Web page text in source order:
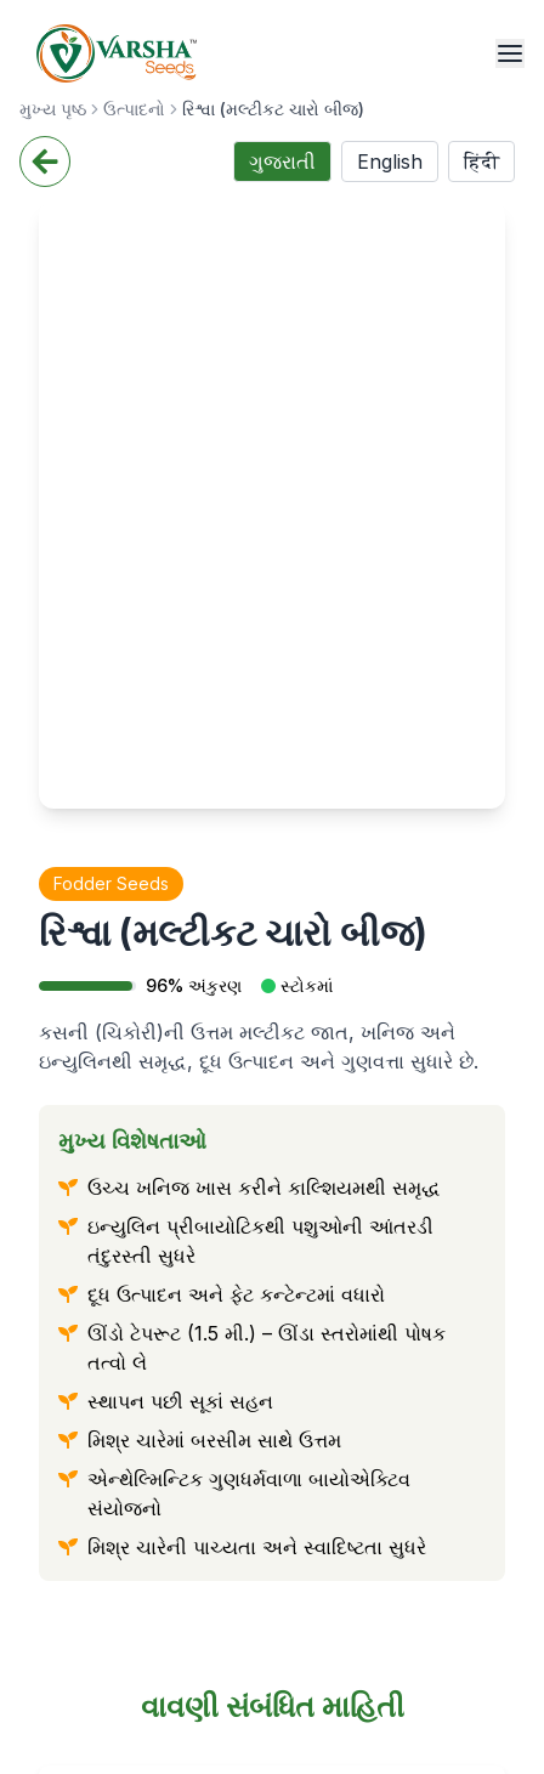
મુખ્ય પૃષ્ઠ ઉત્પાદનો રિશ્વા (મલ્ટીકટ ચારો બીજ)
ગુજરાતી English हिंदी
Fodder Seeds
રિશ્વા (મલ્ટીકટ ચારો બીજ)
96% અંકુરણ સ્ટોકમાં
કસની (ચિકોરી)ની ઉત્તમ મલ્ટીકટ જાત, ખનિજ અને
ઇન્યુલિનથી સમૃદ્ધ, દૂધ ઉત્પાદન અને ગુણવત્તા સુધારે છે.
મુખ્ય વિશેષતાઓ
ઉચ્ચ ખનિજ ખાસ કરીને કાલ્શિયમથી સમૃદ્ધ
ઇન્યુલિન પ્રીબાયોટિકથી પશુઓની આંતરડી
તંદુરસ્તી સુધરે
દૂધ ઉત્પાદન અને ફેટ કન્ટેન્ટમાં વધારો
ઊંડો ટેપરૂટ (1.5 મી.) – ઊંડા સ્તરોમાંથી પોષક
તત્વો લે
સ્થાપન પછી સૂકાં સહન
મિશ્ર ચારેમાં બરસીમ સાથે ઉત્તમ
એન્થેલ્મિન્ટિક ગુણધર્મવાળા બાયોએક્ટિવ
સંયોજનો
મિશ્ર ચારેની પાચ્યતા અને સ્વાદિષ્ટતા સુધરે
વાવણી સંબંધિત માહિતી